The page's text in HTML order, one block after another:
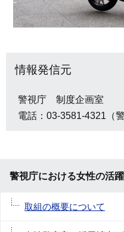
情報発信元
警視庁 制度企画室
電話：03-3581-4321（
警視庁における女性の活
取組の概要について